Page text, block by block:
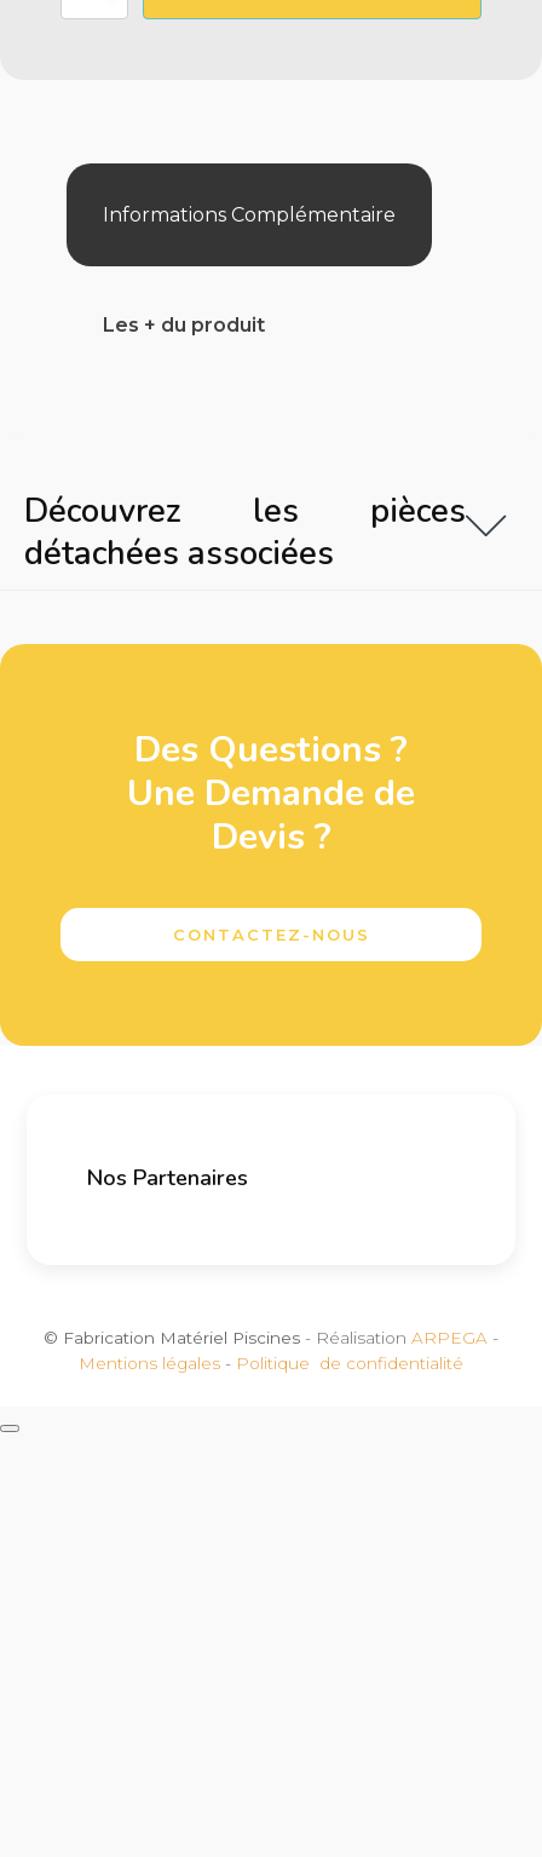
Informations Complémentaire
Les + du produit
Découvrez les pièces
détachées associées
Des Questions ?
Une Demande de
Devis ?
CONTACTEZ-NOUS
Nos Partenaires
© Fabrication Matériel Piscines - Réalisation ARPEGA -
Mentions légales - Politique de confidentialité